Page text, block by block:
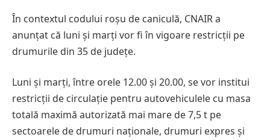
În contextul codului roșu de caniculă, CNAIR a
anunțat că luni și marți vor fi în vigoare restricții pe
drumurile din 35 de județe.
Luni și marți, între orele 12.00 și 20.00, se vor institui
restricții de circulație pentru autovehiculele cu masa
totală maximă autorizată mai mare de 7,5 t pe
sectoarele de drumuri naționale, drumuri expres și